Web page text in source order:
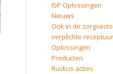
ISP Oplossingen
Nieuws
Ook in de
verplichte receptuur
Oplossingen
Producten
Ruckus acties